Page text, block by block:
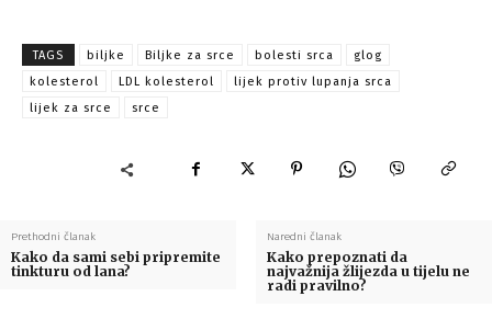
TAGS biljke Biljke za srce bolesti srca
glog
kolesterol
LDL kolesterol
lijek protiv lupanja srca
lijek za srce
srce
Prethodni članak
Kako da sami sebi pripremite
tinkturu od lana?
Naredni članak
Kako prepoznati da
najvažnija žlijezda u tijelu ne
radi pravilno?